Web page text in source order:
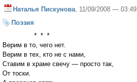
Наталья Пискунова , 11/09/2008 — 03:49
Поэзия
* * *
Верим в то, чего нет.
Верим в тех, кто не с нами,
Ставим в храме свечу — просто так,
От тоски.